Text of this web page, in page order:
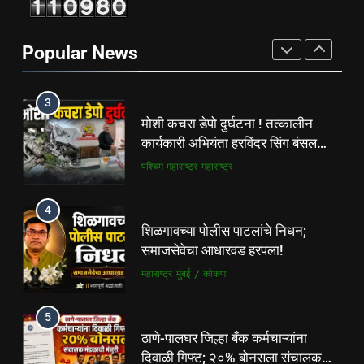
Popular News
अपहाराचा आरोप; बांधकाम व्यावसायिक
3
मोशी कचरा डेपो दुर्घटना ! तत्कालीन
कार्यकारी अभियंता हरविंदर सिंग बंसल
यांच्या चौकशीची मागणी
पश्चिम महाराष्ट्र महाराष्ट्र
4
शिळगावच्या पोलीस पाटलांचे निधन;
समाजसेवेचा आधारवड हरपला!
महाराष्ट्र मुंबई / कोकण
5
ठाणे-पालघर जिल्हा बँक कर्मचाऱ्यांना
दिवाळी गिफ्ट; २०% बोनसला संचालक